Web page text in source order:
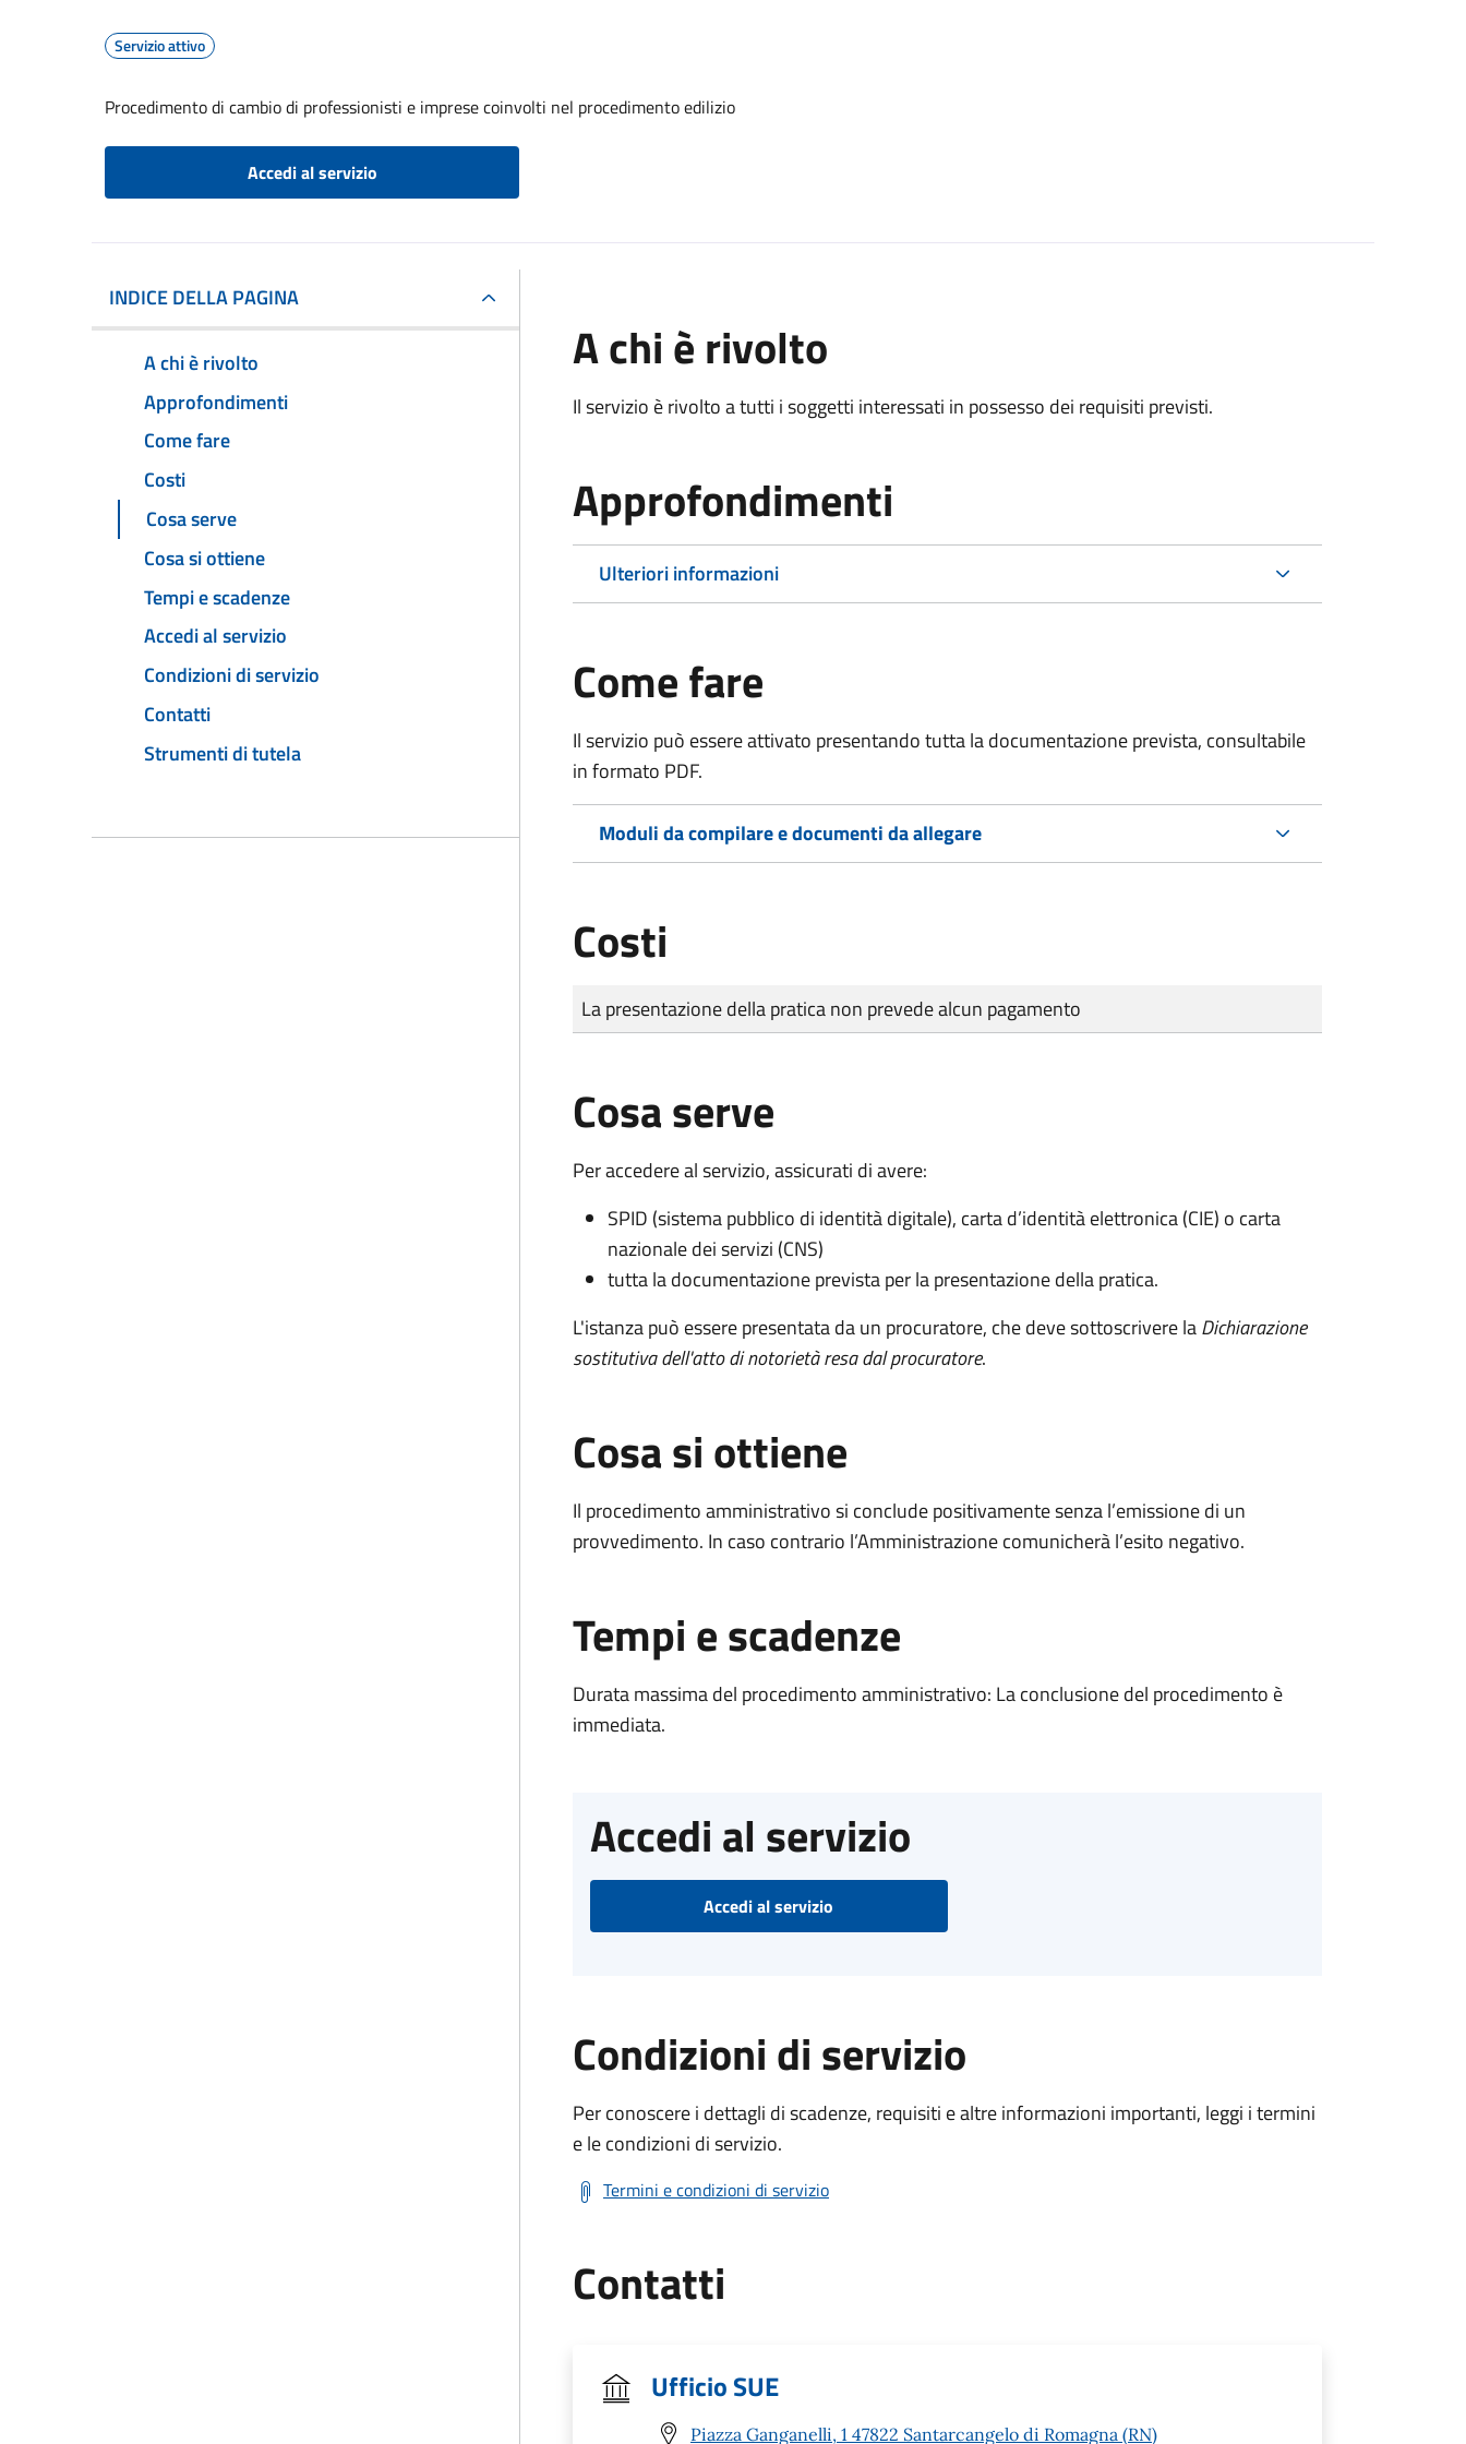
Servizio attivo
Procedimento di cambio di professionisti e imprese coinvolti nel procedimento edilizio
Accedi al servizio
INDICE DELLA PAGINA
A chi è rivolto
Approfondimenti
Come fare
Costi
Cosa serve
Cosa si ottiene
Tempi e scadenze
Accedi al servizio
Condizioni di servizio
Contatti
Strumenti di tutela
A chi è rivolto
Il servizio è rivolto a tutti i soggetti interessati in possesso dei requisiti previsti.
Approfondimenti
Ulteriori informazioni
Come fare
Il servizio può essere attivato presentando tutta la documentazione prevista, consultabile
in formato PDF.
Moduli da compilare e documenti da allegare
Costi
Tipo di pagamento
Importo
La presentazione della pratica non prevede alcun pagamento
Cosa serve
Per accedere al servizio, assicurati di avere:
SPID (sistema pubblico di identità digitale), carta d’identità elettronica (CIE) o carta
nazionale dei servizi (CNS)
tutta la documentazione prevista per la presentazione della pratica.
L'istanza può essere presentata da un procuratore, che deve sottoscrivere laDichiarazione
sostitutiva dell'atto di notorietà resa dal procuratore.
Cosa si ottiene
Il procedimento amministrativo si conclude positivamente senza l’emissione di un
provvedimento. In caso contrario l’Amministrazione comunicherà l’esito negativo.
Tempi e scadenze
Durata massima del procedimento amministrativo: La conclusione del procedimento è
immediata.
Accedi al servizio
Accedi al servizio
Condizioni di servizio
Per conoscere i dettagli di scadenze, requisiti e altre informazioni importanti, leggi i termini
e le condizioni di servizio.
Termini e condizioni di servizio
Contatti
Ufficio SUE
Piazza Ganganelli, 1 47822 Santarcangelo di Romagna (RN)